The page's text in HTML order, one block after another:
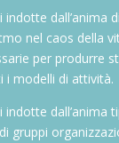
indotte dall’anima
nel caos della
per produrre
i modelli di attività.
indotte dall’anima
gruppi